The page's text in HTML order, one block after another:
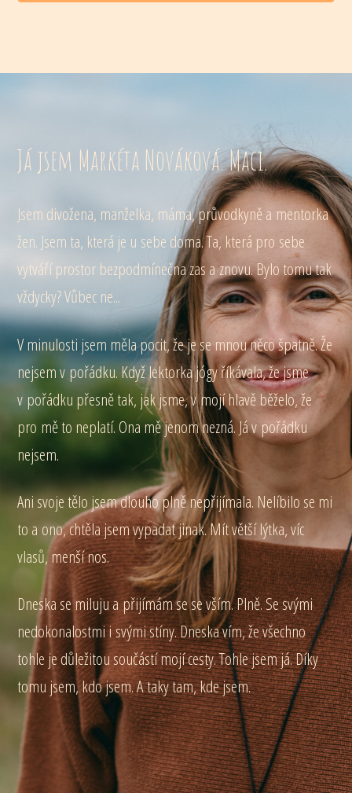
Já jsem Markéta Nováková. Maci.
Jsem divožena, manželka, máma, průvodkyně a mentorka
žen. Jsem ta, která je u sebe doma. Ta, která pro sebe
vytváří prostor bezpodmínečna zas a znovu. Bylo tomu tak
vždycky? Vůbec ne...
V minulosti jsem měla pocit, že je se mnou něco špatně. Že
nejsem v pořádku. Když lektorka jógy říkávala, že jsme
v pořádku přesně tak, jak jsme, v mojí hlavě běželo, že
pro mě to neplatí. Ona mě jenom nezná. Já v pořádku
nejsem.
Ani svoje tělo jsem dlouho plně nepřijímala. Nelíbilo se mi
to a ono, chtěla jsem vypadat jinak. Mít větší lýtka, víc
vlasů, menší nos.
Dneska se miluju a přijímám se se vším. Plně. Se svými
nedokonalostmi i svými stíny. Dneska vím, že všechno
tohle je důležitou součástí mojí cesty. Tohle jsem já. Díky
tomu jsem, kdo jsem. A taky tam, kde jsem.